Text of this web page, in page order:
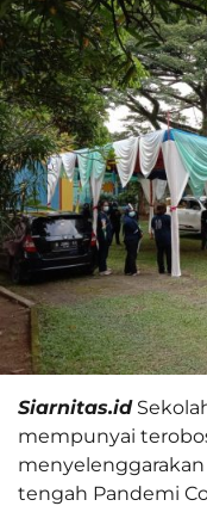
Siarnitas.id
mempunyai
tengah Pandemi